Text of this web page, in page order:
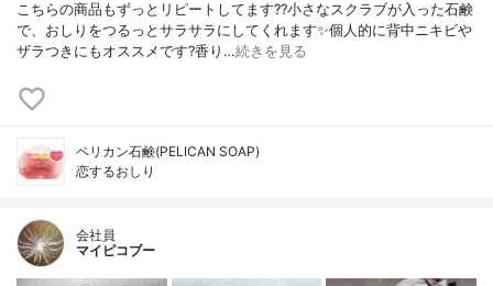
こちらの商品もずっとリピートしてます??小さなスクラブが入った石鹸
で、おしりをつるっとサラサラにしてくれます✨個人的に背中ニキビや
ザラつきにもオススメです?香り…続きを見る
ペリカン石鹸(PELICAN SOAP)
恋するおしり
会社員
マイピコブー